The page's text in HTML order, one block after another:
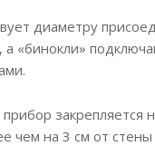
диаметру
«бинокли»
закрепляется
чем на 3 см от